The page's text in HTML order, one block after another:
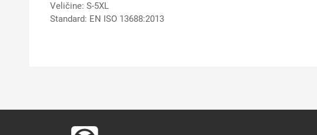
Veličine: S-5XL
Standard: EN ISO 13688:2013